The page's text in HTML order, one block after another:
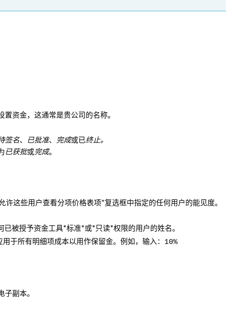
资金，这通常是贵公司的名称。
签名、 已批准、 完成或已终止。
已获批或完成。
这些用户查看分项价格表项”复选框中指定的任何用户的能见度。
被授予资金工具"标准"或"只读"权限的用户的姓名。
于所有明细项成本以用作保留金。例如，输入： 10%
副本。